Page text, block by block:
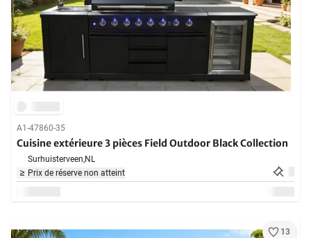
A1-47860-35
Cuisine extérieure 3 pièces Field Outdoor Black Collection
Surhuisterveen,NL
Prix de réserve non atteint
13